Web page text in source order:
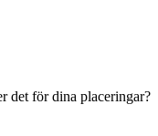
det för dina placeringar?